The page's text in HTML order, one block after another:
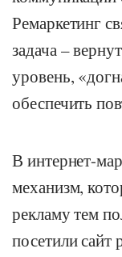
Ремаркетинг
задача –
уровень,
обеспечить
В интернет-
механизм,
рекламу тем
посетили сайт